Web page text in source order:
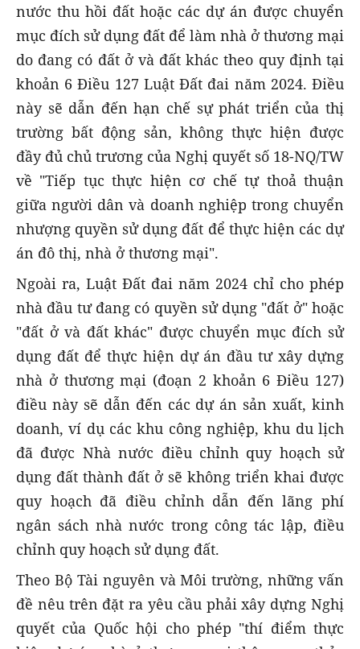
nước thu hồi đất hoặc các dự án được chuyển
mục đích sử dụng đất để làm nhà ở thương mại
do đang có đất ở và đất khác theo quy định tại
khoản 6 Điều 127 Luật Đất đai năm 2024. Điều
này sẽ dẫn đến hạn chế sự phát triển của thị
trường bất động sản, không thực hiện được
đầy đủ chủ trương của Nghị quyết số 18-NQ/TW
về "Tiếp tục thực hiện cơ chế tự thoả thuận
giữa người dân và doanh nghiệp trong chuyển
nhượng quyền sử dụng đất để thực hiện các dự
án đô thị, nhà ở thương mại".
Ngoài ra, Luật Đất đai năm 2024 chỉ cho phép
nhà đầu tư đang có quyền sử dụng "đất ở" hoặc
"đất ở và đất khác" được chuyển mục đích sử
dụng đất để thực hiện dự án đầu tư xây dựng
nhà ở thương mại (đoạn 2 khoản 6 Điều 127)
điều này sẽ dẫn đến các dự án sản xuất, kinh
doanh, ví dụ các khu công nghiệp, khu du lịch
đã được Nhà nước điều chỉnh quy hoạch sử
dụng đất thành đất ở sẽ không triển khai được
quy hoạch đã điều chỉnh dẫn đến lãng phí
ngân sách nhà nước trong công tác lập, điều
chỉnh quy hoạch sử dụng đất.
Theo Bộ Tài nguyên và Môi trường, những vấn
đề nêu trên đặt ra yêu cầu phải xây dựng Nghị
quyết của Quốc hội cho phép "thí điểm thực